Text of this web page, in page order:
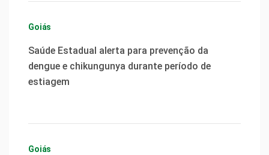
Goiás
Saúde Estadual alerta para prevenção da
dengue e chikungunya durante período de
estiagem
Goiás